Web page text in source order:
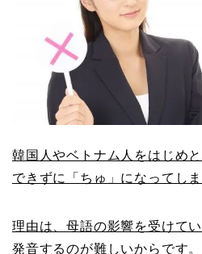
韓国人やベトナム人をはじめ
できずに「ちゅ」になってし
理由は、母語の影響を受けて
発音するのが難しいからです。